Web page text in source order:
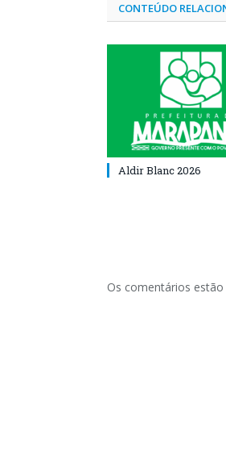
CONTEÚDO
Aldir Blanc 2026
Os comentários estão